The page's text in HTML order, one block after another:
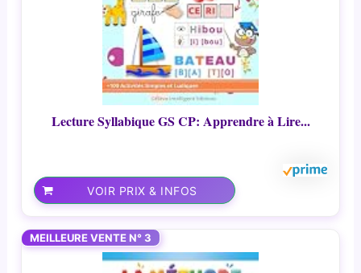
Lecture Syllabique GS CP: Apprendre à Lire...
VOIR PRIX & INFOS
MEILLEURE VENTE N° 3